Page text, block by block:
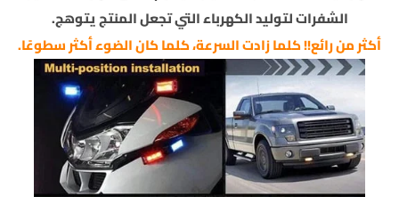
الشفرات لتوليد الكهرباء التي تجعل المنتج يتوهج.
أكثر من رائع!! كلما زادت السرعة، كلما كان الضوء أكثر سطوعًا.